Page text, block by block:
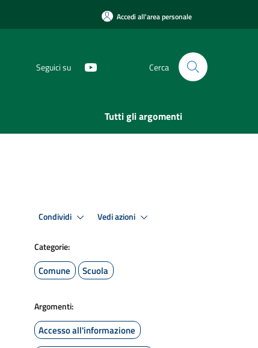
Accedi all'area personale
Seguici su Cerca
Tutti gli argomenti
Condividi Vedi azioni
Categorie:
Comune Scuola
Argomenti:
Accesso all'informazione